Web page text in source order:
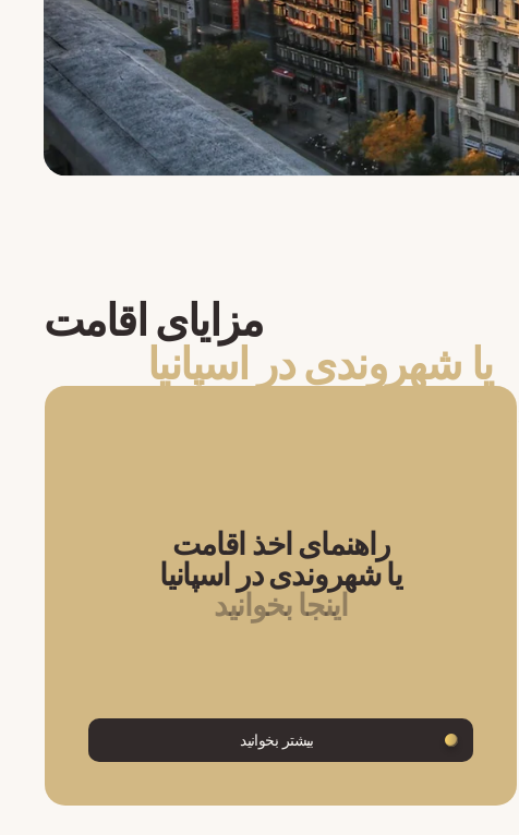
مزایای اقامت
یا شهروندی در اسپانیا
راهنمای اخذ اقامت
یا شهروندی در اسپانیا
اینجا بخوانید
بیشتر بخوانید